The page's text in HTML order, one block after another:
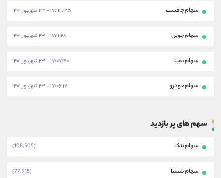
سهام چافست ۱۷:۱۳:۳۵ - ۲۳ شهریور ۱۴۰۱
سهام جوین ۱۷:۱۱:۲۸ - ۲۳ شهریور ۱۴۰۱
سهام بمپنا ۱۷:۰۷:۴۰ - ۲۳ شهریور ۱۴۰۱
سهام خودرو ۱۷:۰۶:۱۷ - ۲۳ شهریور ۱۴۰۱
سهم های پر بازدید
سهام بتک (108,505)
سهام شستا (77,915)